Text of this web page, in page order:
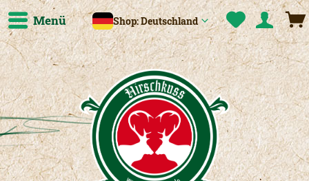
Menü Shop: Deutschland